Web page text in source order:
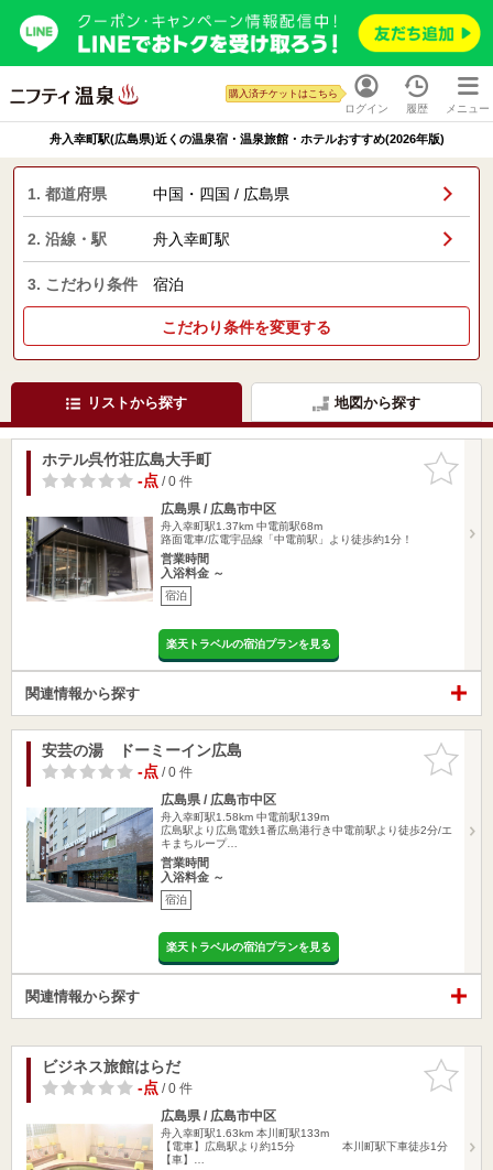
ログイン
購入済チケットはこちら
履歴 メニュー
舟入幸町駅(広島県)近くの温泉宿・温泉旅館・ホテルおすすめ(2026年版)
1. 都道府県 中国・四国 / 広島県
2. 沿線・駅 舟入幸町駅
3. こだわり条件 宿泊
こだわり条件を変更する
リストから探す 地図から探す
お気に入
りに追加
ホテル呉竹荘広島大手町
-点/ 0 件
広島県 / 広島市中区
舟入幸町駅1.37km 中電前駅68m
路面電車/広電宇品線「中電前駅」より徒歩約1分！
営業時間
入浴料金 ～
宿泊
楽天トラベルの宿泊プランを見る
関連情報から探す
お気に入
りに追加
安芸の湯 ドーミーイン広島
-点/ 0 件
広島県 / 広島市中区
舟入幸町駅1.58km 中電前駅139m
広島駅より広島電鉄1番広島港行き中電前駅より徒歩2分/エ
キまちループ…
営業時間
入浴料金 ～
宿泊
楽天トラベルの宿泊プランを見る
関連情報から探す
お気に入
りに追加
ビジネス旅館はらだ
-点/ 0 件
広島県 / 広島市中区
舟入幸町駅1.63km 本川町駅133m
【電車】広島駅より約15分 本川町駅下車徒歩1分
【車】…